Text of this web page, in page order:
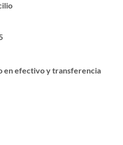
en efectivo y transferencia